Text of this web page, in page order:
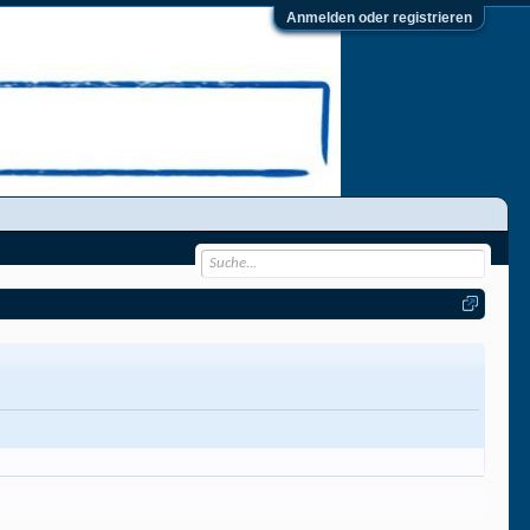
Anmelden oder registrieren